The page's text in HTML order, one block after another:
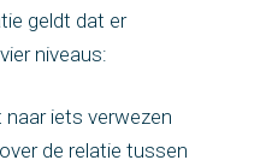
geldt dat er
niveaus:
naar iets verwezen
de relatie tussen